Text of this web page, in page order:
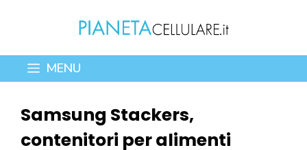
contenuto
MENU
Samsung Stackers,
contenitori per alimenti